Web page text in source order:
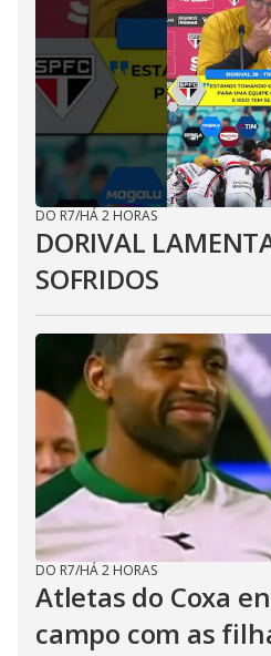
DO R7/HÁ 2 HORAS
DORIVAL
SOFRIDOS
DO R7/HÁ 2 HORAS
Atletas do Coxa
campo com as